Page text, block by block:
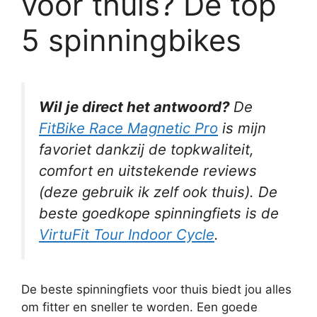
5 spinningbikes
Wil je direct het antwoord?De
FitBike Race Magnetic Pro is mijn
favoriet dankzij de topkwaliteit,
comfort en uitstekende reviews
(deze gebruik ik zelf ook thuis). De
beste goedkope spinningfiets is de
VirtuFit Tour Indoor Cycle.
De beste spinningfiets voor thuis biedt jou alles
om fitter en sneller te worden. Een goede